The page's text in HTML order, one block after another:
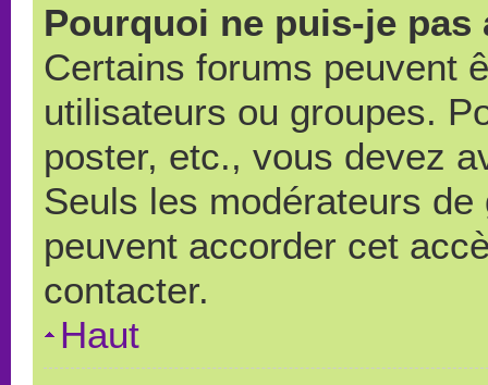
Pourquoi ne puis-je
Certains forums peuvent
utilisateurs ou groupes.
poster, etc., vous devez
Seuls les modérateurs
peuvent accorder cet
contacter.
Haut